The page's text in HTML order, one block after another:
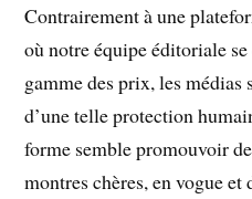
Contrairement à une
où notre équipe éditoriale
gamme des prix, les
d’une telle protection
forme semble promouvoir
montres chères, en vogue